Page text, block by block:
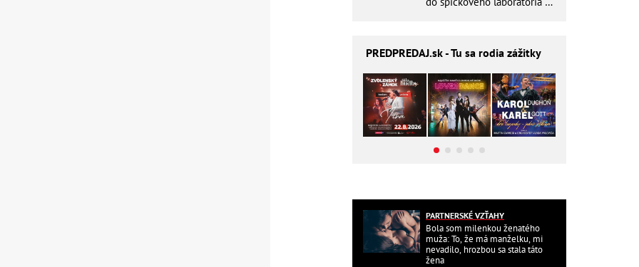
PREDPREDAJ.sk - Tu sa rodia zážitky
PARTNERSKÉ VZŤAHY
Bola som milenkou ženatého
muža: To, že má manželku, mi
nevadilo, hrozbou sa stala táto
žena